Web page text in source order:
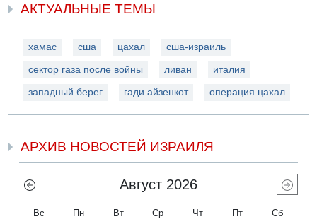
АКТУАЛЬНЫЕ ТЕМЫ
хамас сша цахал сша-израиль
сектор газа после войны ливан италия
западный берег гади айзенкот операция цахал
АРХИВ НОВОСТЕЙ ИЗРАИЛЯ
Август 2026
Вс Пн Вт Ср Чт Пт Сб